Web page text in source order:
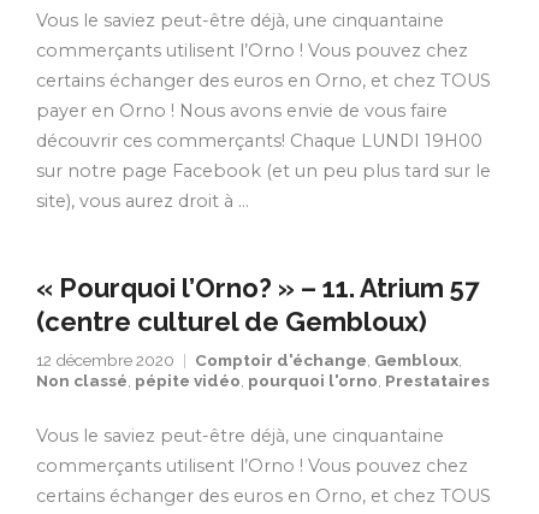
Vous le saviez peut-être déjà, une cinquantaine
commerçants utilisent l’Orno ! Vous pouvez chez
certains échanger des euros en Orno, et chez TOUS
payer en Orno ! Nous avons envie de vous faire
découvrir ces commerçants! Chaque LUNDI 19H00
sur notre page Facebook (et un peu plus tard sur le
site), vous aurez droit à …
« Pourquoi l’Orno? » – 11. Atrium 57
(centre culturel de Gembloux)
12 décembre 2020 Comptoir d'échange Gembloux
Non classé pépite vidéo pourquoi l'orno Prestataires
Vous le saviez peut-être déjà, une cinquantaine
commerçants utilisent l’Orno ! Vous pouvez chez
certains échanger des euros en Orno, et chez TOUS